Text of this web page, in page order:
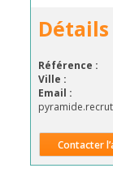
Référence :
Ville :
Email :
Contacter